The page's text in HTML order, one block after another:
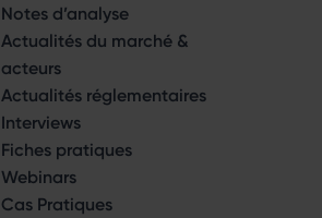
Notes d’analyse
Actualités du marché &
acteurs
Actualités réglementaires
Interviews
Fiches pratiques
Webinars
Cas Pratiques